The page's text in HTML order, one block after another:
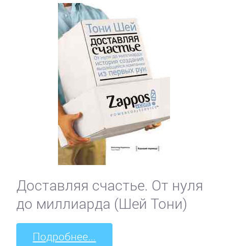
Доставляя счастье. От нуля
до миллиарда (Шей Тони)
Подробнее...